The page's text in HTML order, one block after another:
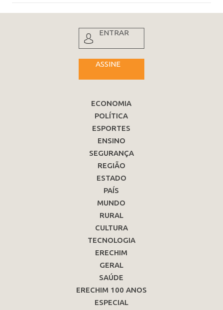
ENTRAR
ASSINE
ECONOMIA
POLÍTICA
ESPORTES
ENSINO
SEGURANÇA
REGIÃO
ESTADO
PAÍS
MUNDO
RURAL
CULTURA
TECNOLOGIA
ERECHIM
GERAL
SAÚDE
ERECHIM 100 ANOS
ESPECIAL